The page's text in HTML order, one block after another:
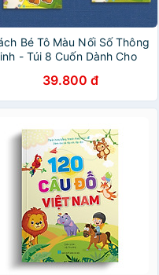
Bé Tô Màu Nối Số Thông
- Túi 8 Cuốn Dành Cho
39.800 đ